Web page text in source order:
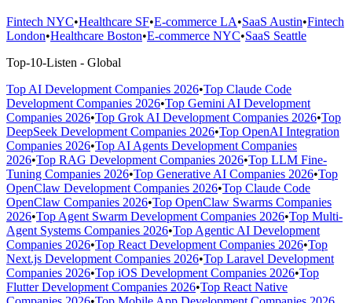
Fintech NYC•Healthcare SF•E-commerce LA•SaaS Austin•Fintech
London•Healthcare Boston•E-commerce NYC•SaaS Seattle
Top-10-Listen - Global
Top AI Development Companies 2026•Top Claude Code
Development Companies 2026•Top Gemini AI Development
Companies 2026•Top Grok AI Development Companies 2026•Top
DeepSeek Development Companies 2026•Top OpenAI Integration
Companies 2026•Top AI Agents Development Companies
2026•Top RAG Development Companies 2026•Top LLM Fine-
Tuning Companies 2026•Top Generative AI Companies 2026•Top
OpenClaw Development Companies 2026•Top Claude Code
OpenClaw Companies 2026•Top OpenClaw Swarms Companies
2026•Top Agent Swarm Development Companies 2026•Top Multi-
Agent Systems Companies 2026•Top Agentic AI Development
Companies 2026•Top React Development Companies 2026•Top
Next.js Development Companies 2026•Top Laravel Development
Companies 2026•Top iOS Development Companies 2026•Top
Flutter Development Companies 2026•Top React Native